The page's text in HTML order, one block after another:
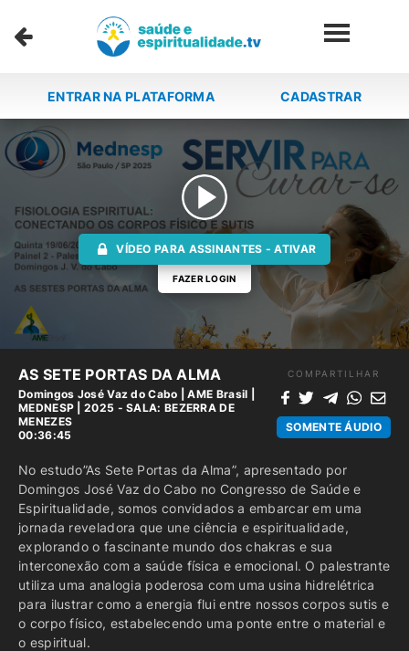
ENTRAR NA PLATAFORMA CADASTRAR
VÍDEO PARA ASSINANTES - ATIVAR
FAZER LOGIN
AS SETE PORTAS DA ALMA
Domingos José Vaz do Cabo |AME Brasil
MEDNESP | 2025 - SALA: BEZERRA DE
MENEZES
00:36:45
COMPARTILHAR
SOMENTE ÁUDIO
No estudo”As Sete Portas da Alma”, apresentado por
Domingos José Vaz do Cabo no Congresso de Saúde e
Espiritualidade, somos convidados a embarcar em uma
jornada reveladora que une ciência e espiritualidade,
explorando o fascinante mundo dos chakras e sua
interconexão com a saúde física e emocional. O palestrante
utiliza uma analogia poderosa com uma usina hidrelétrica
para ilustrar como a energia flui entre nossos corpos sutis e
o corpo físico, estabelecendo uma ponte entre o material e
o espiritual.